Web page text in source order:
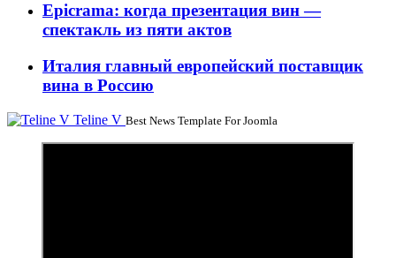
Epicrama: когда презентация вин —
спектакль из пяти актов
Италия главный европейский поставщик
вина в Россию
Teline V Best News Template For Joomla